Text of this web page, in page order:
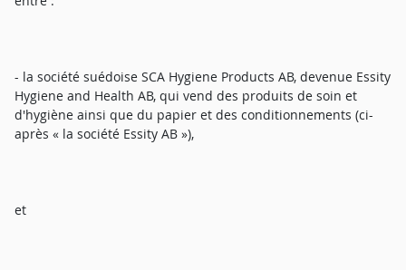
- la société suédoise SCA Hygiene Products AB, devenue Essity
Hygiene and Health AB, qui vend des produits de soin et
d'hygiène ainsi que du papier et des conditionnements (ci-
après « la société Essity AB »),
et